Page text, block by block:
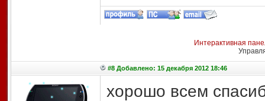
Интерактивная
#8 Добавлено: 15 декабря 2012 18:46
хорошо всем